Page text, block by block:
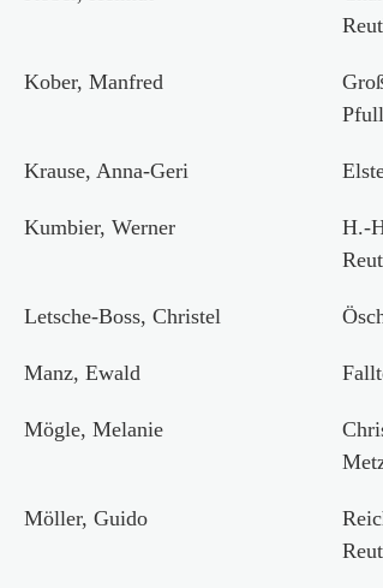
Kober, Manfred
Krause, Anna-Geri
Kumbier, Werner
H.-
Letsche-Boss, Christel
Manz, Ewald
Mögle, Melanie
Möller, Guido